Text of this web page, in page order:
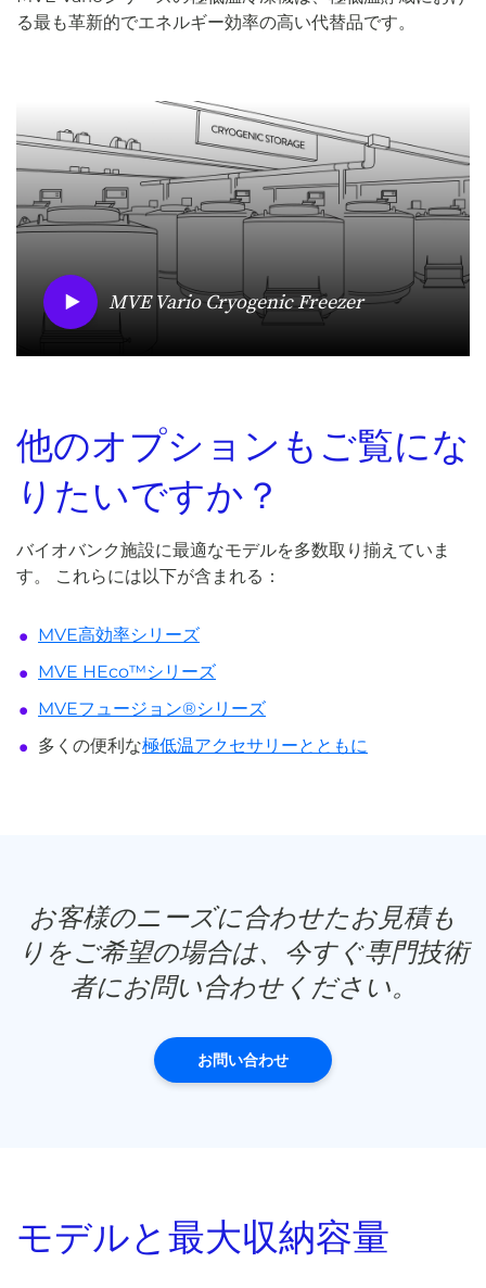
る最も革新的でエネルギー効率の高い代替品です。
MVE Vario Cryogenic Freezer
他のオプションもご覧にな
りたいですか？
バイオバンク施設に最適なモデルを多数取り揃えていま
す。 これらには以下が含まれる：
MVE高効率シリーズ
MVE HEco™シリーズ
MVEフュージョン®シリーズ
多くの便利な極低温アクセサリーとともに
お客様のニーズに合わせたお見積も
りをご希望の場合は、今すぐ専門技術
者にお問い合わせください。
お問い合わせ
モデルと最大収納容量